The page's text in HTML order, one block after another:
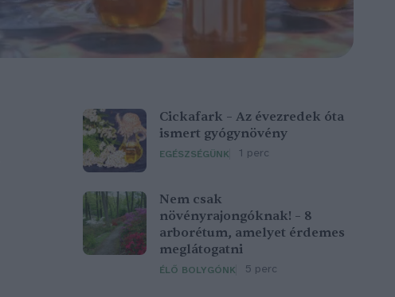
Cickafark – Az évezredek óta
ismert gyógynövény
EGÉSZSÉGÜNK 1 perc
Nem csak
növényrajongóknak! – 8
arborétum, amelyet érdemes
meglátogatni
ÉLŐ BOLYGÓNK 5 perc